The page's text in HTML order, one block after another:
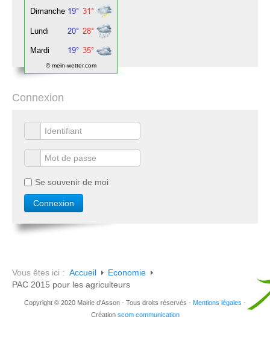
© mein-wetter.com
Connexion
Se souvenir de moi
Vous êtes ici : Accueil
Economie
PAC 2015 pour les agriculteurs
Copyright © 2020 Mairie d'Asson - Tous droits réservés - Mentions légales -
Création scom communication